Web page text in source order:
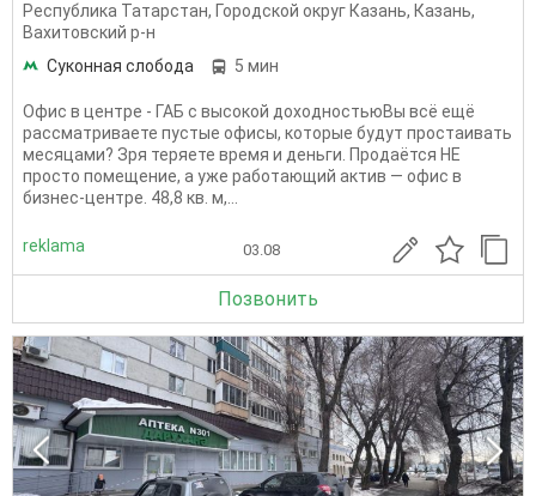
Республика Татарстан, Городской округ Казань, Казань,
Вахитовский р-н
Суконная слобода
5 мин
Офис в центре - ГАБ с высокой доходностьюВы всё ещё
рассматриваете пустые офисы, которые будут простаивать
месяцами? Зря теряете время и деньги. Продаётся НЕ
просто помещение, а уже работающий актив — офис в
бизнес-центре. 48,8 кв. м,...
reklama 03.08
Позвонить